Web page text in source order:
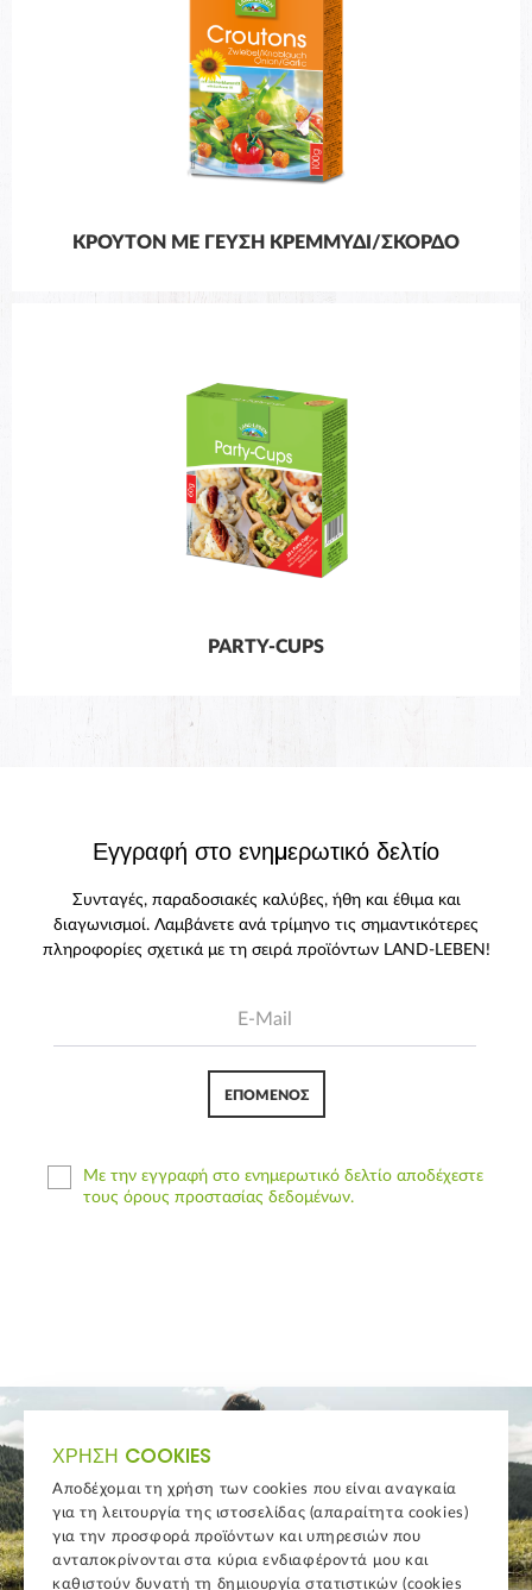
ΚΡΟΥΤΌΝ ΜΕ ΓΕΎΣΗ ΚΡΕΜΜΎΔΙ/ΣΚΌΡΔΟ
PARTY-CUPS
Εγγραφή στο ενημερωτικό δελτίο
Συνταγές, παραδοσιακές καλύβες, ήθη και έθιμα και
διαγωνισμοί. Λαμβάνετε ανά τρίμηνο τις σημαντικότερες
πληροφορίες σχετικά με τη σειρά προϊόντων LAND-LEBEN!
ΕΠΌΜΕΝΟΣ
Με την εγγραφή στο ενημερωτικό δελτίο αποδέχεστε
τους όρους προστασίας δεδομένων.
ΧΡΉΣΗ COOKIES
Αποδέχομαι τη χρήση των cookies που είναι αναγκαία
για τη λειτουργία της ιστοσελίδας (απαραίτητα cookies)
για την προσφορά προϊόντων και υπηρεσιών που
ανταποκρίνονται στα κύρια ενδιαφέροντά μου και
καθιστούν δυνατή τη δημιουργία στατιστικών (cookies